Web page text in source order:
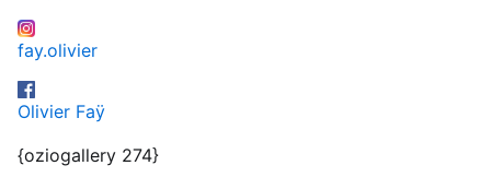
fay.olivier
Olivier Faÿ
{oziogallery 274}